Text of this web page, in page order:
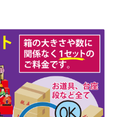
17日(月)
月3日(金)
月11日(月)
13日(月)